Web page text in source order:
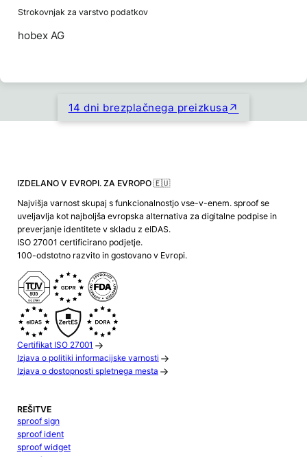
Strokovnjak za varstvo podatkov
hobex AG
14 dni brezplačnega preizkusa
IZDELANO V EVROPI. ZA EVROPO 🇪🇺
Najvišja varnost skupaj s funkcionalnostjo vse-v-enem. sproof se
uveljavlja kot najboljša evropska alternativa za digitalne podpise in
preverjanje identitete v skladu z eIDAS.
ISO 27001 certificirano podjetje.
100-odstotno razvito in gostovano v Evropi.
Certifikat ISO 27001
Izjava o politiki informacijske varnosti
Izjava o dostopnosti spletnega mesta
REŠITVE
sproof sign
sproof ident
sproof widget